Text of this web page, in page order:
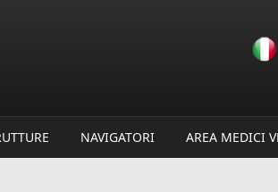
NAVIGATORI AREA MEDICI